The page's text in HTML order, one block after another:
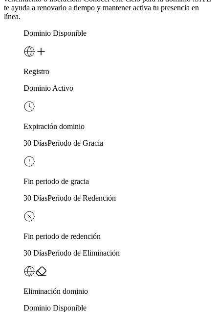
te ayuda a renovarlo a tiempo y mantener activa tu presencia en
línea.
Dominio Disponible
Registro
Dominio Activo
Expiración dominio
30 DíasPeríodo de Gracia
Fin periodo de gracia
30 DíasPeríodo de Redención
Fin periodo de redención
30 DíasPeríodo de Eliminación
Eliminación dominio
Dominio Disponible